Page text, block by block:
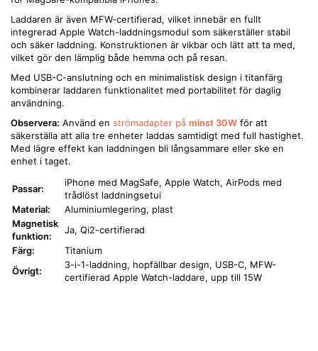
Laddaren är även MFW-certifierad, vilket innebär en fullt
integrerad Apple Watch-laddningsmodul som säkerställer stabil
och säker laddning. Konstruktionen är vikbar och lätt att ta med,
vilket gör den lämplig både hemma och på resan.
Med USB-C-anslutning och en minimalistisk design i titanfärg
kombinerar laddaren funktionalitet med portabilitet för daglig
användning.
Observera: Använd en strömadapter på minst 30W för att
säkerställa att alla tre enheter laddas samtidigt med full hastighet.
Med lägre effekt kan laddningen bli långsammare eller ske en
enhet i taget.
Passar:
iPhone med MagSafe, Apple Watch, AirPods med
trådlöst laddningsetui
Material:
Aluminiumlegering, plast
Magnetisk
funktion:
Ja, Qi2-certifierad
Färg:
Titanium
Övrigt:
3-i-1-laddning, hopfällbar design, USB-C, MFW-
certifierad Apple Watch-laddare, upp till 15W